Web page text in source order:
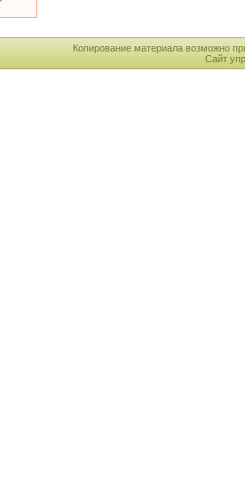
Копирование материала возможно
Сайт